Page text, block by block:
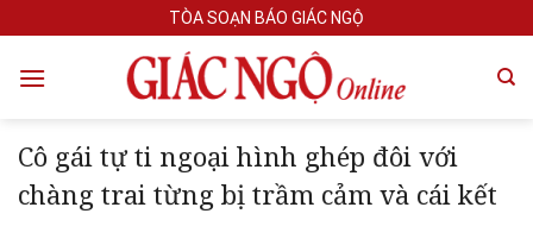
to
content
TÒA SOẠN BÁO GIÁC NGỘ
Cô gái tự ti ngoại hình ghép đôi với
chàng trai từng bị trầm cảm và cái kết